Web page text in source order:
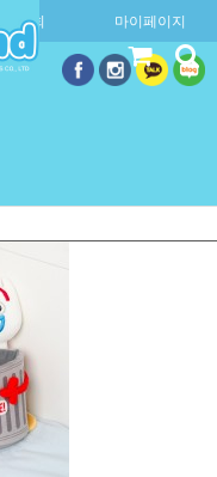
문조회 마이페이지